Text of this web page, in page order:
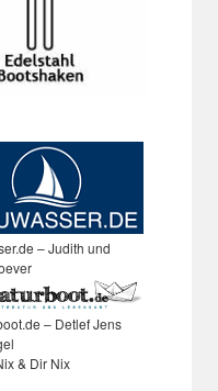
– Judith und
– Detlef Jens
& Dir Nix